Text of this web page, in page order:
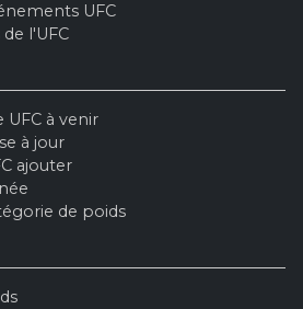
UFC
l'UFC
à venir
à jour
ajouter
de poids